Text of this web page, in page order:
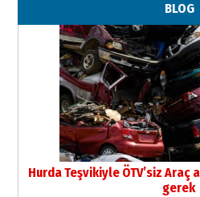
BLOG
Hurda Teşvikiyle ÖTV’siz
gerek